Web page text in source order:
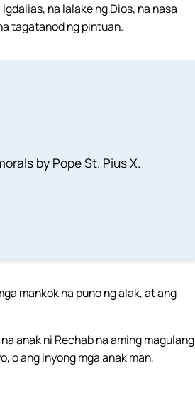
na lalake ng Dios, na nasa
tagatanod ng pintuan.
by Pope St. Pius X.
mankok na puno ng alak, at ang
anak ni Rechab na aming magulang
o ang inyong mga anak man,